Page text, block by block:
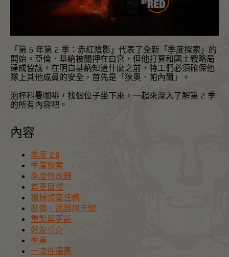
「第 6 年第 2 季：赤紅陰影」代表了全新「季度探索」的
開始。亞倫．基納被關押在白宮，但他打算和國土戰略局
達成協議。在明白基納知道什麼之前，特工們必須確保他
隊上其他成員的安全，首先是「狄奧．帕內爾」。
泡杯科曼咖啡，找個位子坐下來，一起來深入了解第 2 季
的所有內容吧。
內容
季度 2.0
季度探索
季度修改器
首要目標
獵捕偵查任務
裝備、武器與天賦
重製與更新
好友引介
季票
一次性優惠